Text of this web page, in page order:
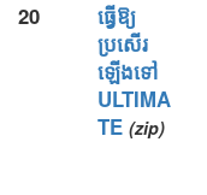
20
ធ្វើឱ្យ
ប្រសើរ
ឡើងទៅ
ULTIMA
TE (zip)